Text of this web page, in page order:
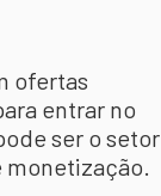
ofertas
entrar no
ser o setor
monetização.